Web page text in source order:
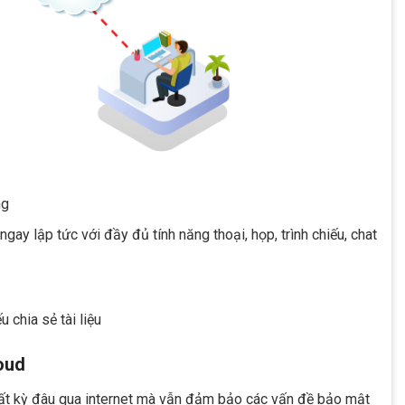
lập tức với đầy đủ tính năng thoại, họp, trình chiếu, chat
chia sẻ tài liệu
kỳ đâu qua internet mà vẫn đảm bảo các vấn đề bảo mật